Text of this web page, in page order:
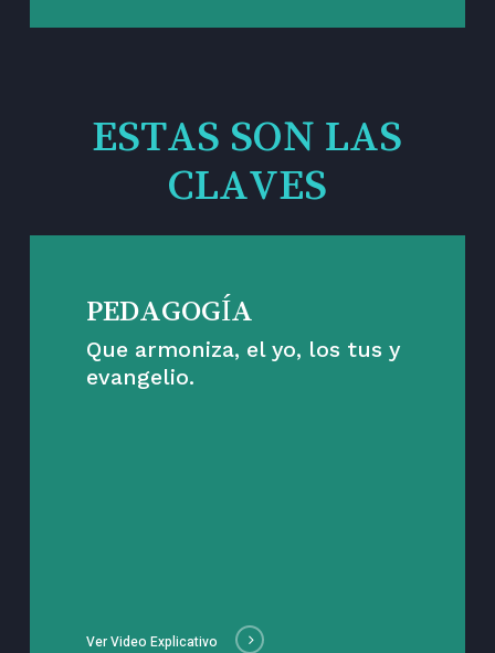
ESTAS SON LAS
CLAVES
PEDAGOGÍA
Que armoniza, el yo, los tus y
evangelio.
Ver Video Explicativo